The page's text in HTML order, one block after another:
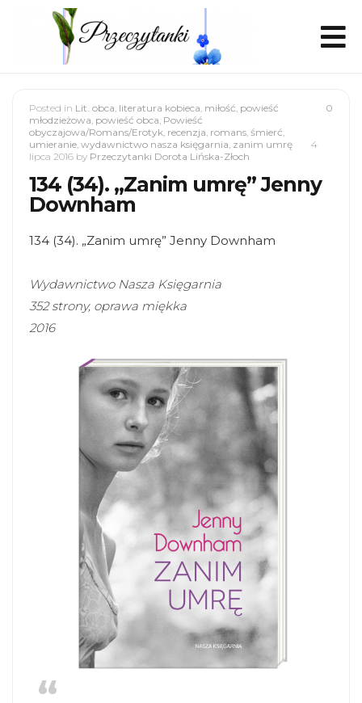
0
Posted in Lit. obca, literatura kobieca, miłość, powieść
młodzieżowa, powieść obca, Powieść
obyczajowa/Romans/Erotyk, recenzja, romans, śmierć,
umieranie, wydawnictwo nasza księgarnia, zanim umrę
4
lipca 2016 by Przeczytanki Dorota Lińska-Złoch
134 (34). „Zanim umrę” Jenny
Downham
134 (34). „Zanim umrę” Jenny Downham
Wydawnictwo Nasza Księgarnia
352 strony, oprawa miękka
2016